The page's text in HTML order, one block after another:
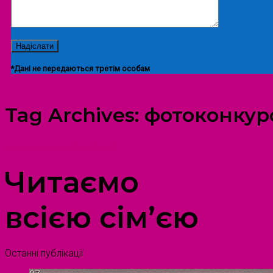
*Дані не передаються третім особам
Tag Archives:
Читаємо
всією сім’єю
Останні публікації